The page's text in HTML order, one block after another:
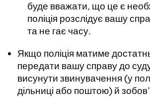
буде вважати, що це є
поліція розслідує вашу
та не гає часу.
Якщо поліція матиме
передати вашу справу до
висунути звинувачення (у
дільниці або поштою) й